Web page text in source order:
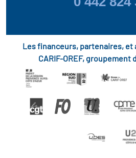
Les financeurs, partenaires,
CARIF-OREF,